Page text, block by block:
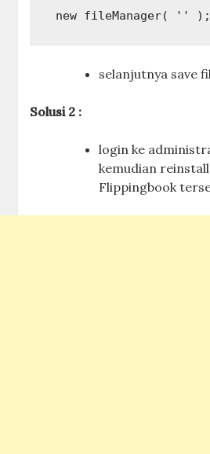
new fileManager( ''
selanjutnya save
Solusi 2 :
login ke
kemudian
Flippingbook